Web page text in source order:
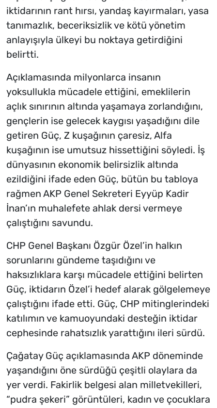
iktidarının rant hırsı, yandaş kayırmaları, yasa
tanımazlık, beceriksizlik ve kötü yönetim
anlayışıyla ülkeyi bu noktaya getirdiğini
belirtti.
Açıklamasında milyonlarca insanın
yoksullukla mücadele ettiğini, emeklilerin
açlık sınırının altında yaşamaya zorlandığını,
gençlerin ise gelecek kaygısı yaşadığını dile
getiren Güç, Z kuşağının çaresiz, Alfa
kuşağının ise umutsuz hissettiğini söyledi. İş
dünyasının ekonomik belirsizlik altında
ezildiğini ifade eden Güç, bütün bu tabloya
rağmen AKP Genel Sekreteri Eyyüp Kadir
İnan’ın muhalefete ahlak dersi vermeye
çalıştığını savundu.
CHP Genel Başkanı Özgür Özel’in halkın
sorunlarını gündeme taşıdığını ve
haksızlıklara karşı mücadele ettiğini belirten
Güç, iktidarın Özel’i hedef alarak gölgelemeye
çalıştığını ifade etti. Güç, CHP mitinglerindeki
katılımın ve kamuoyundaki desteğin iktidar
cephesinde rahatsızlık yarattığını ileri sürdü.
Çağatay Güç açıklamasında AKP döneminde
yaşandığını öne sürdüğü çeşitli olaylara da
yer verdi. Fakirlik belgesi alan milletvekilleri,
“pudra şekeri” görüntüleri, kadın ve çocuklara